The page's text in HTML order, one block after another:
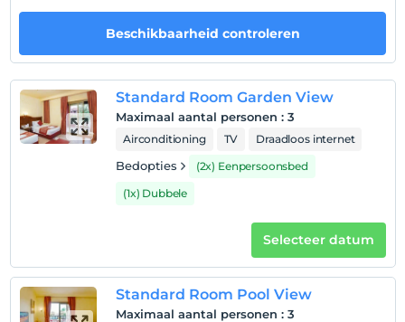
Toon op kaart
Hotelvoorwaarden
Check in
Na 14:00
rookvrije kamers
kinderen
Beschikbaarheid controleren
Standard Room Garden View
Maximaal aantal personen : 3
Airconditioning TV Draadloos internet
Bedopties
(2x) Eenpersoonsbed
(1x) Dubbele
Selecteer datum
Standard Room Pool View
Maximaal aantal personen : 3